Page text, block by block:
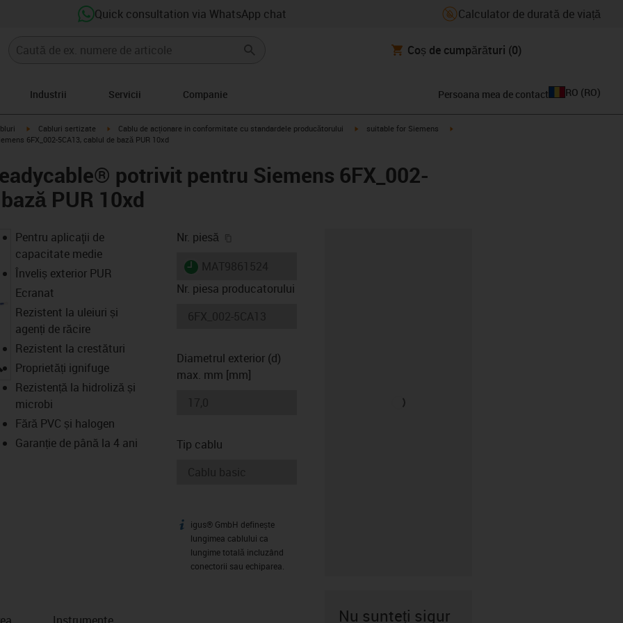
Quick consultation via WhatsApp chat Calculator de durată de viață
Coș de cumpărături (0)
Industrii Servicii Companie Persoana mea de contact RO (RO)
igus-icon-arrow-right
Cabluri sertizate igus-icon-arrow-right
Cablu de acționare in conformitate cu standardele producătorului igus-icon-arrow-right
suitable for Siemens
6FX_002-5CA13, cablul de bază PUR 10xd
potrivit pentru Siemens 6FX_002-
PUR 10xd
igus-icon-lupe
Pentru aplicaţii de
capacitate medie
Înveliș exterior PUR
Ecranat
Rezistent la uleiuri și
agenți de răcire
Rezistent la crestături
Proprietăți ignifuge
Rezistență la hidroliză și
microbi
Fără PVC și halogen
Garanție de până la 4 ani
Nr. piesă
igus-icon-lieferzeit
Nr. piesa producatorului
Diametrul exterior (d)
max. mm [mm]
Tip cablu
igus-icon-info
igus® GmbH definește
lungimea cablului ca
lungime totală incluzând
conectorii sau echiparea.
Instrumente
Nu sunteți sigur